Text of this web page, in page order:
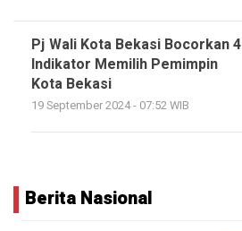
Pj Wali Kota Bekasi Bocorkan 4
Indikator Memilih Pemimpin
Kota Bekasi
19 September 2024 - 07:52 WIB
Berita Nasional